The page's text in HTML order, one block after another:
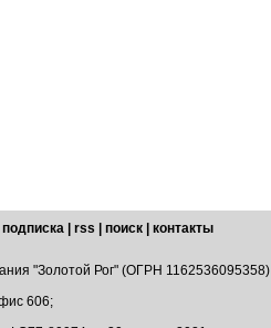
подписка rss поиск
контакты
"Золотой Рог" (ОГРН 1162536095358)
606;